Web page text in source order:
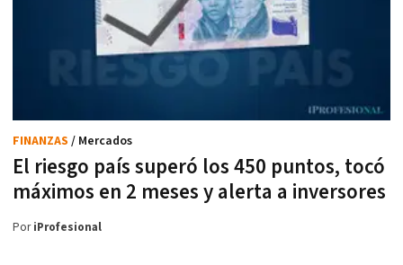
El riesgo país superó los 450 puntos, tocó
máximos en 2 meses y alerta a inversores
FINANZAS / Mercados
PoriProfesional